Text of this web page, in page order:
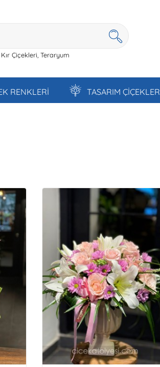
Kır Çiçekleri, Teraryum
RENKLERİ TASARIM ÇİÇEKLER